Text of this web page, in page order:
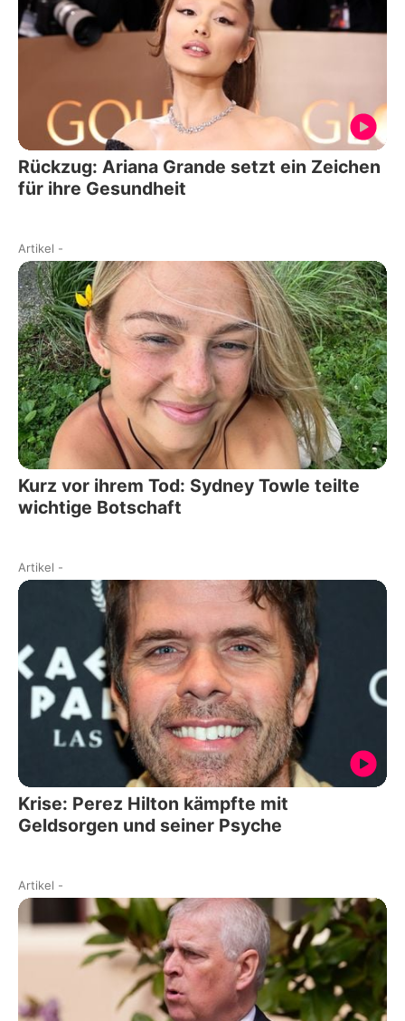
Rückzug: Ariana Grande setzt ein Zeichen
für ihre Gesundheit
Artikel -
Kurz vor ihrem Tod: Sydney Towle teilte
wichtige Botschaft
Artikel -
Krise: Perez Hilton kämpfte mit
Geldsorgen und seiner Psyche
Artikel -